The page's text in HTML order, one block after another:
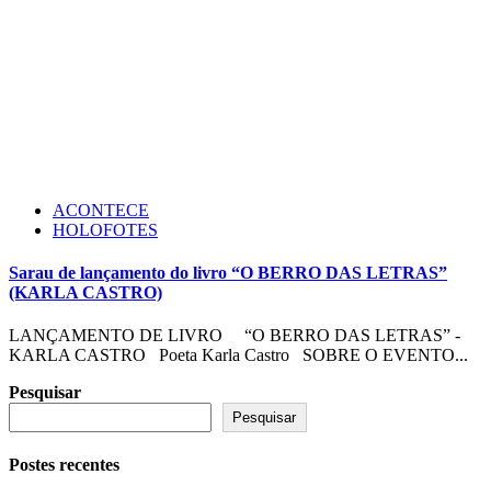
ACONTECE
HOLOFOTES
Sarau de lançamento do livro “O BERRO DAS LETRAS”
(KARLA CASTRO)
LANÇAMENTO DE LIVRO “O BERRO DAS LETRAS” -
KARLA CASTRO Poeta Karla Castro SOBRE O EVENTO...
Pesquisar
Pesquisar
Postes recentes